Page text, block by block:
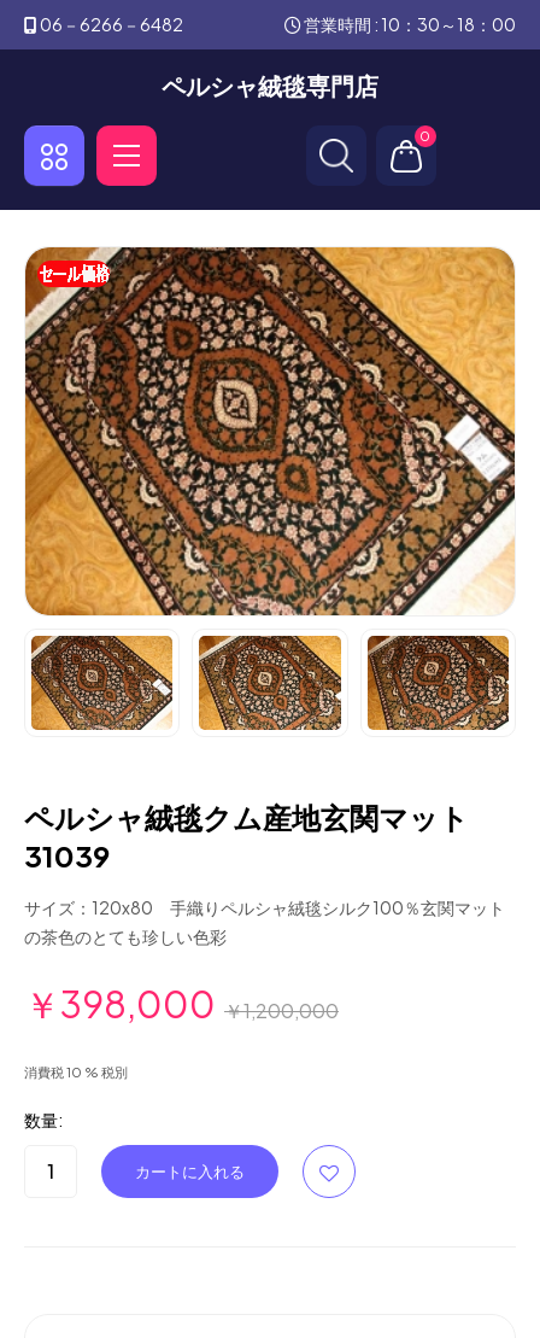
06－6266－6482 営業時間 : 10：30～18：00
ペルシャ絨毯専門店
0
ペルシャ絨毯クム産地玄関マット
31039
サイズ：120x80 手織りペルシャ絨毯シルク100％玄関マット
の茶色のとても珍しい色彩
￥398,000 ￥1,200,000
消費税 10 % 税別
数量: